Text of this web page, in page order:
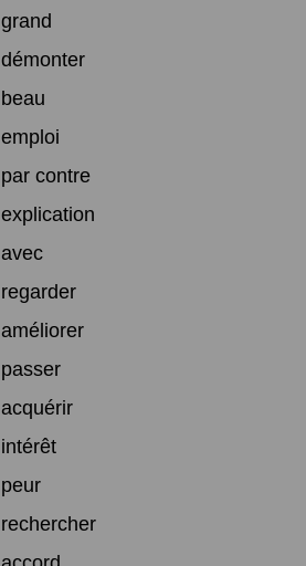
grand
démonter
beau
emploi
par contre
explication
avec
regarder
améliorer
passer
acquérir
intérêt
peur
rechercher